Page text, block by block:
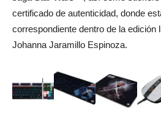
certificado de autenticidad, donde
correspondiente dentro de la edición
Johanna Jaramillo Espinoza.